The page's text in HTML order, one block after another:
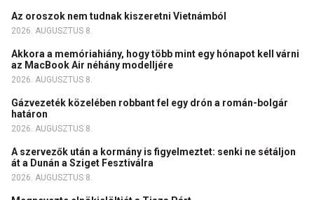
Az oroszok nem tudnak kiszeretni Vietnámból
2026. AUGUSZTUS 8.
Akkora a memóriahiány, hogy több mint egy hónapot kell várni
az MacBook Air néhány modelljére
2026. AUGUSZTUS 8.
Gázvezeték közelében robbant fel egy drón a román-bolgár
határon
2026. AUGUSZTUS 8.
A szervezők után a kormány is figyelmeztet: senki ne sétáljon
át a Dunán a Sziget Fesztiválra
2026. AUGUSZTUS 8.